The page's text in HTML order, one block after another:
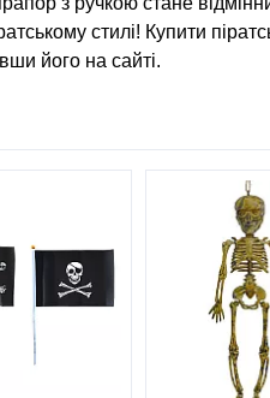
стилі! Купити
його на сайті.